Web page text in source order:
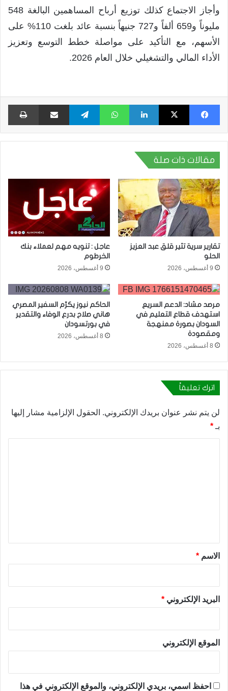
وأجاز الاجتماع كذلك توزيع أرباح المساهمين البالغة 548
مليوناً و659 ألفاً و727 جنيهاً بنسبة عائد بلغت 110% على
الأسهم، مع التأكيد على مواصلة خطط التوسع وتعزيز
الأداء المالي والتشغيلي خلال العام 2026.
فيسبوك X لينكدإن واتساب تيلقرام مشاركة عبر البريد
مقالات ذات صلة
تقارير سرية تثير قلق عبد العزيز
الحلو
9 أغسطس، 2026
عاجل : تنويه مهم لعملاء بنك
الخرطوم
9 أغسطس، 2026
مرصد مشاد: الدعم السريع
استهدف قطاع التعليم في
السودان بصورة ممنهجة
ومقصودة
8 أغسطس، 2026
الحاكم نيوز يكرّم السفير المصري
هاني صلاح بدرع الوفاء والتقدير
في بورتسودان
8 أغسطس، 2026
اترك تعليقاً
لن يتم نشر عنوان بريدك الإلكتروني. الحقول الإلزامية مشار إليها
بـ *
*الاسم *
البريد الإلكتروني *
الموقع الإلكتروني
احفظ اسمي، بريدي الإلكتروني، والموقع الإلكتروني في هذا